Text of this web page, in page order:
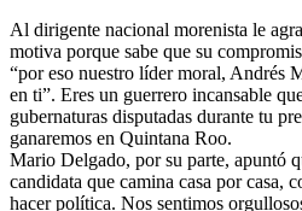
Al dirigente nacional morenista le
motiva porque sabe que su
“por eso nuestro líder moral, Andrés
en ti”. Eres un guerrero incansable
gubernaturas disputadas durante tu
ganaremos en Quintana Roo.
Mario Delgado, por su parte, apuntó
candidata que camina casa por casa,
hacer política. Nos sentimos